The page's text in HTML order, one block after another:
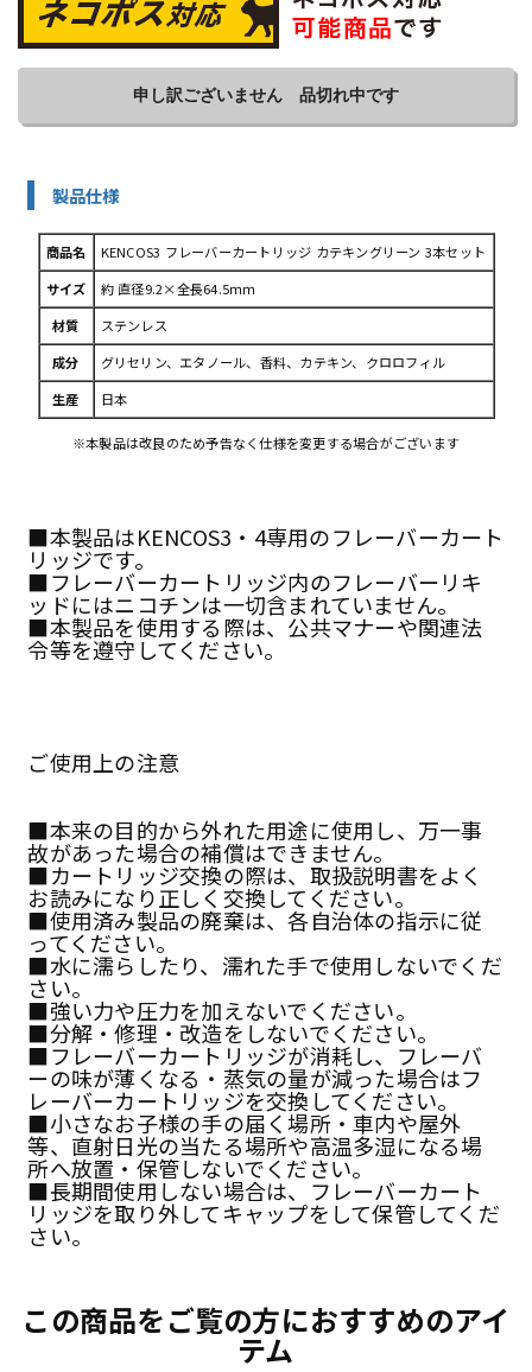
申し訳ございません 品切れ中です
製品仕様
商品名
KENCOS3 フレーバーカートリッジ カテキングリーン 3本セット
サイズ
約 直径9.2×全長64.5ｍｍ
材質
ステンレス
成分
グリセリン、エタノール、香料、カテキン、クロロフィル
生産
日本
※本製品は改良のため予告なく仕様を変更する場合がございます
■本製品はKENCOS3・4専用のフレーバーカート
リッジです。
■フレーバーカートリッジ内のフレーバーリキ
ッドにはニコチンは一切含まれていません。
■本製品を使用する際は、公共マナーや関連法
令等を遵守してください。
ご使用上の注意
■本来の目的から外れた用途に使用し、万一事
故があった場合の補償はできません。
■カートリッジ交換の際は、取扱説明書をよく
お読みになり正しく交換してください。
■使用済み製品の廃棄は、各自治体の指示に従
ってください。
■水に濡らしたり、濡れた手で使用しないでくだ
さい。
■強い力や圧力を加えないでください。
■分解・修理・改造をしないでください。
■フレーバーカートリッジが消耗し、フレーバ
ーの味が薄くなる・蒸気の量が減った場合はフ
レーバーカートリッジを交換してください。
■小さなお子様の手の届く場所・車内や屋外
等、直射日光の当たる場所や高温多湿になる場
所へ放置・保管しないでください。
■長期間使用しない場合は、フレーバーカート
リッジを取り外してキャップをして保管してくだ
さい。
この商品をご覧の方におすすめのアイ
テム